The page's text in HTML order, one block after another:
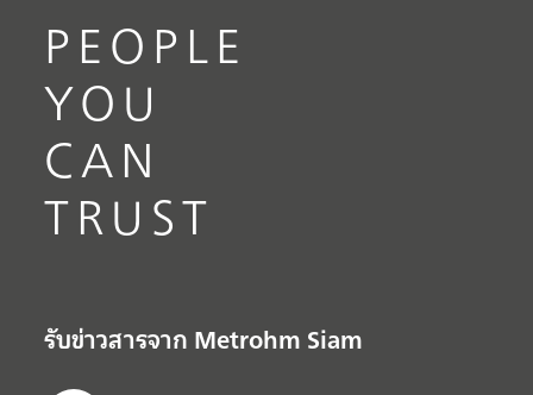
PEOPLE
YOU
CAN
TRUST
รับข่าวสารจาก Metrohm Siam